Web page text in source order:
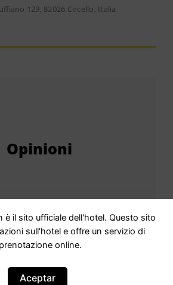
123, 82026 Circello, Italia
Opinioni
Eccellente · 24 recensioni
è il sito ufficiale dell'hotel. Questo sito
sull'hotel e offre un servizio di
prenotazione online.
Aceptar